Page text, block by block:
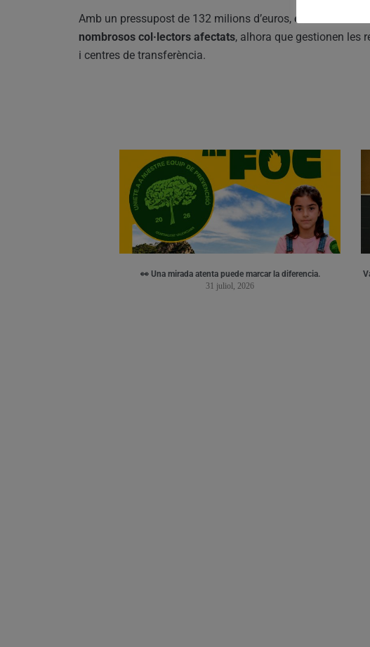
Amb un pressupost de 132 milions d’euros, el Consell i la
nombrosos col·lectors afectats, alhora que gestionen les
i centres de transferència.
👀 Una mirada atenta puede marcar la diferencia.
31 juliol, 2026